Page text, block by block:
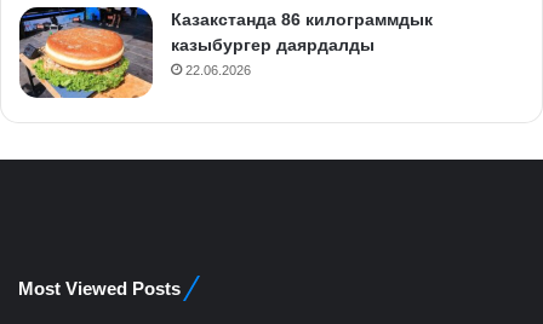
Казакстанда 86 килограммдык
казыбургер даярдалды
22.06.2026
Most Viewed Posts